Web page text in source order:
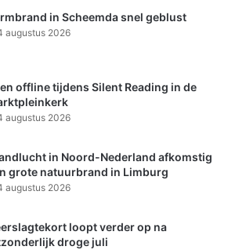
in Scheemda snel geblust
augustus 2026
offline tijdens Silent Reading in de
augustus 2026
in Noord-Nederland afkomstig
grote natuurbrand in Limburg
augustus 2026
loopt verder op na
droge juli